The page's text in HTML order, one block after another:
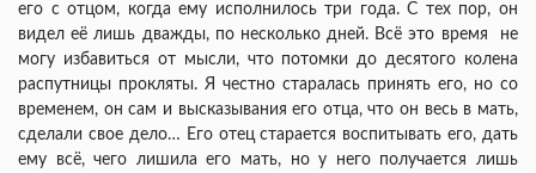
его с отцом, когда ему исполнилось три года. С тех пор, он
видел её лишь дважды, по несколько дней. Всё это время не
могу избавиться от мысли, что потомки до десятого колена
распутницы прокляты. Я честно старалась принять его, но со
временем, он сам и высказывания его отца, что он весь в мать,
сделали свое дело… Его отец старается воспитывать его, дать
ему всё, чего лишила его мать, но у него получается лишь